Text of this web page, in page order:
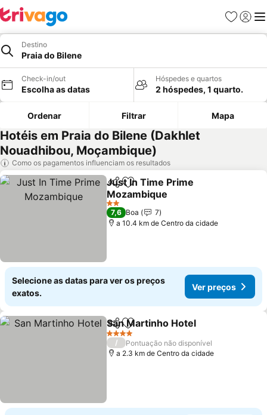
Favoritos
Iniciar
Destino
Praia do Bilene
Check-in/out
Escolha as datas
Hóspedes e quartos
2 hóspedes, 1 quarto.
Ordenar Filtrar Mapa
Hotéis em Praia do Bilene (Dakhlet
Nouadhibou, Moçambique)
Como os pagamentos influenciam os resultados
PartilharAdicionar aos favoritos
Just In Time Prime
Mozambique
Ver preços
2 Estrelas
7,6 Boa
7
a 10.4 km de Centro da cidade
Selecione as datas para ver os preços
exatos.
Ver preços
PartilharAdicionar aos favoritos
San Martinho Hotel
4 Estrelas
/
Pontuação não disponível
a 2.3 km de Centro da cidade